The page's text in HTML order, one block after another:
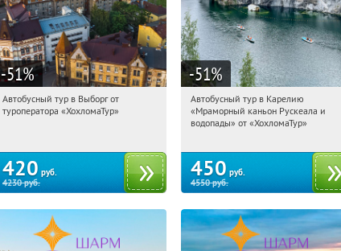
-51%
11:22:17 Купили:
Автобусный тур в Выборг от
туроператора «ХохломаТур»
420 руб.
4230руб.
-51%
11:22:17 Купили:
Сенная площадь
Автобусный тур в Карелию
«Мраморный каньон Рускеала и
водопады» от «ХохломаТур»
450 руб.
4550руб.